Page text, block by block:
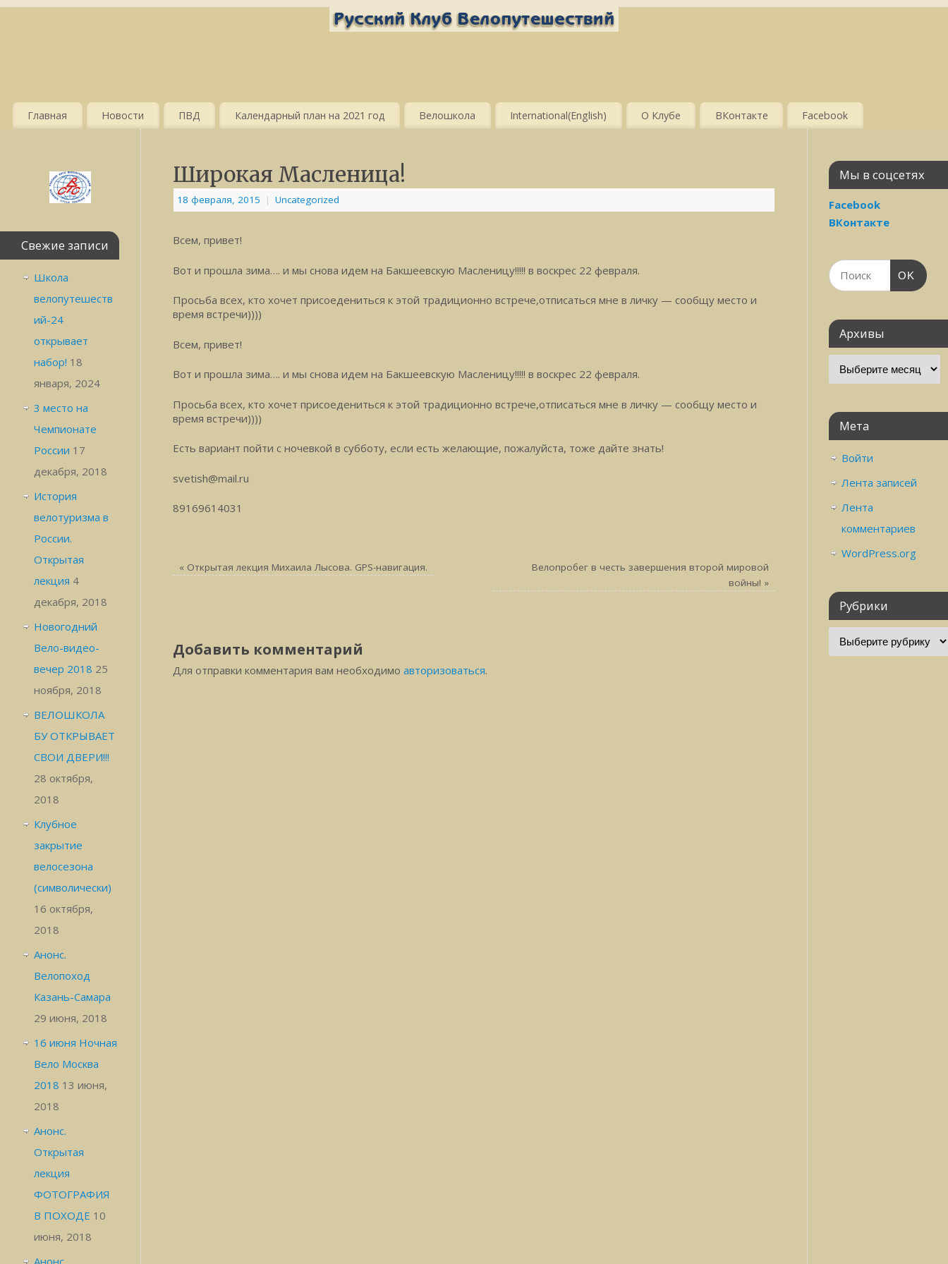
Главная Новости ПВД Календарный план на 2021 год Велошкола International(English) О Клубе ВКонтакте Facebook
Широкая Масленица!
18 февраля, 2015 | Uncategorized
Всем, привет!
Вот и прошла зима…. и мы снова идем на Бакшеевскую Масленицу!!!!! в воскрес 22 февраля.
Просьба всех, кто хочет присоедениться к этой традиционно встрече,отписаться мне в личку — сообщу место и
время встречи))))
Всем, привет!
Вот и прошла зима…. и мы снова идем на Бакшеевскую Масленицу!!!!! в воскрес 22 февраля.
Просьба всех, кто хочет присоедениться к этой традиционно встрече,отписаться мне в личку — сообщу место и
время встречи))))
Есть вариант пойти с ночевкой в субботу, если есть желающие, пожалуйста, тоже дайте знать!
svetish@mail.ru
89169614031
«Открытая лекция Михаила Лысова. GPS-навигация.
Велопробег в честь завершения второй мировой
войны! »
Добавить комментарий
Для отправки комментария вам необходимо авторизоваться.
Свежие записи
Школа
велопутешеств
ий-24
открывает
набор! 18
января, 2024
3 место на
Чемпионате
России 17
декабря, 2018
История
велотуризма в
России.
Открытая
лекция 4
декабря, 2018
Новогодний
Вело-видео-
вечер 2018 25
ноября, 2018
ВЕЛОШКОЛА
БУ ОТКРЫВАЕТ
СВОИ ДВЕРИ!!!
28 октября,
2018
Клубное
закрытие
велосезона
(символически)
16 октября,
2018
Анонс.
Велопоход
Казань-Самара
29 июня, 2018
16 июня Ночная
Вело Москва
2018 13 июня,
2018
Анонс.
Открытая
лекция
ФОТОГРАФИЯ
В ПОХОДЕ 10
июня, 2018
Анонс.
Мы в соцсетях
Facebook
ВКонтакте
OK
Архивы
Мета
Войти
Лента записей
Лента
комментариев
WordPress.org
Рубрики